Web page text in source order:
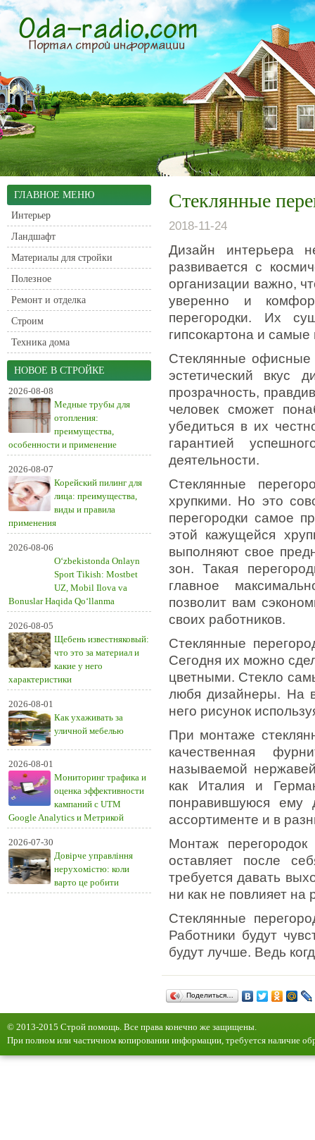
ГЛАВНОЕ МЕНЮ
Интерьер
Ландшафт
Материалы для стройки
Полезное
Ремонт и отделка
Строим
Техника дома
НОВОЕ В СТРОЙКЕ
2026-08-08
Медные трубы для
отопления:
преимущества,
особенности и применение
2026-08-07
Корейский пилинг для
лица: преимущества,
виды и правила
применения
2026-08-06
O‘zbekistonda Onlayn
Sport Tikish: Mostbet
UZ, Mobil Ilova va
Bonuslar Haqida Qo‘llanma
2026-08-05
Щебень известняковый:
что это за материал и
какие у него
характеристики
2026-08-01
Как ухаживать за
уличной мебелью
2026-08-01
Мониторинг трафика и
оценка эффективности
кампаний с UTM
Google Analytics и Метрикой
2026-07-30
Довірче управління
нерухомістю: коли
варто це робити
Стеклянные
2018-11-24
Дизайн интерьера
развивается с
организации важно,
уверенно и
перегородки. Их
гипсокартона и
Стеклянные офисные
эстетический вкус
прозрачность,
человек сможет
убедиться в их
гарантией
деятельности.
Стеклянные
хрупкими. Но это
перегородки самое
этой кажущейся
выполняют свое
зон. Такая
главное
позволит вам
своих работников.
Стеклянные
Сегодня их можно
цветными. Стекло
любя дизайнеры. На
него рисунок
При монтаже
качественная
называемой
как Италия и
понравившуюся ему
ассортименте и в
Монтаж
оставляет после
требуется давать
ни как не повлияет на
Стеклянные
Работники будут
будут лучше. Ведь
Поделиться…
© 2013-2015 Строй помощь. Все права конечно же защищены.
При полном или частичном копировании информации, требуется наличие